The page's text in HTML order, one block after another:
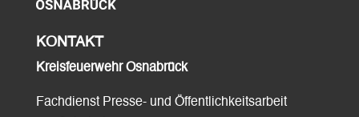
KONTAKT
Kreisfeuerwehr Osnabrück
Fachdienst Presse- und Öffentlichkeitsarbeit